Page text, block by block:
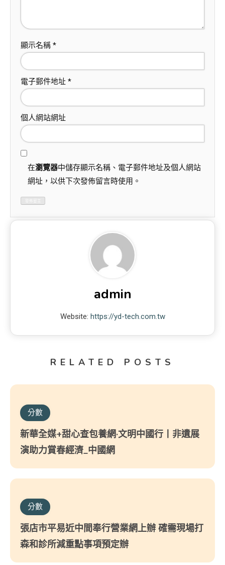
顯示名稱 *
電子郵件地址 *
個人網站網址
在瀏覽器中儲存顯示名稱、電子郵件地址及個人網站
網址，以供下次發佈留言時使用。
admin
Website: https://yd-tech.com.tw
RELATED POSTS
分數
新華全媒+甜心查包養網·文明中國行丨非遺展
演助力賞春經濟_中國網
分數
張店市平易近中間奉行營業網上辦 確需現場打
森和診所減重點事項預定辦